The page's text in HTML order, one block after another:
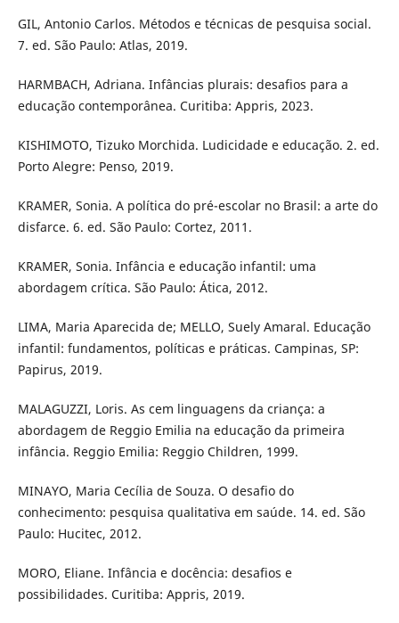
GIL, Antonio Carlos. Métodos e técnicas de pesquisa social.
7. ed. São Paulo: Atlas, 2019.
HARMBACH, Adriana. Infâncias plurais: desafios para a
educação contemporânea. Curitiba: Appris, 2023.
KISHIMOTO, Tizuko Morchida. Ludicidade e educação. 2. ed.
Porto Alegre: Penso, 2019.
KRAMER, Sonia. A política do pré-escolar no Brasil: a arte do
disfarce. 6. ed. São Paulo: Cortez, 2011.
KRAMER, Sonia. Infância e educação infantil: uma
abordagem crítica. São Paulo: Ática, 2012.
LIMA, Maria Aparecida de; MELLO, Suely Amaral. Educação
infantil: fundamentos, políticas e práticas. Campinas, SP:
Papirus, 2019.
MALAGUZZI, Loris. As cem linguagens da criança: a
abordagem de Reggio Emilia na educação da primeira
infância. Reggio Emilia: Reggio Children, 1999.
MINAYO, Maria Cecília de Souza. O desafio do
conhecimento: pesquisa qualitativa em saúde. 14. ed. São
Paulo: Hucitec, 2012.
MORO, Eliane. Infância e docência: desafios e
possibilidades. Curitiba: Appris, 2019.